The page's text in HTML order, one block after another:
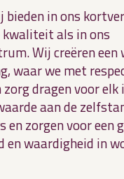
bieden in ons
kwaliteit als in ons
Wij creëren een
waar we met
dragen voor elk
aan de
en zorgen voor een
en waardigheid in